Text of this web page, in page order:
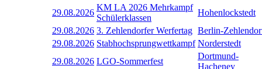
29.08.2026
KM LA 2026 Mehrkampf
Schülerklassen
Hohenlockstedt
29.08.2026 3. Zehlendorfer Werfertag Berlin-
29.08.2026 Stabhochsprungwettkampf Norderstedt
29.08.2026 LGO-Sommerfest
Dortmund-
Hacheney